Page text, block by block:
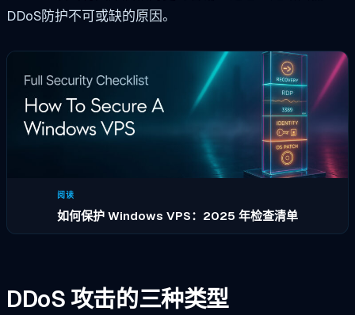
DDoS防护不可或缺的原因。
阅读
如何保护 Windows VPS：2025 年检查清单
DDoS 攻击的三种类型